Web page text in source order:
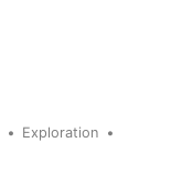
Exploration